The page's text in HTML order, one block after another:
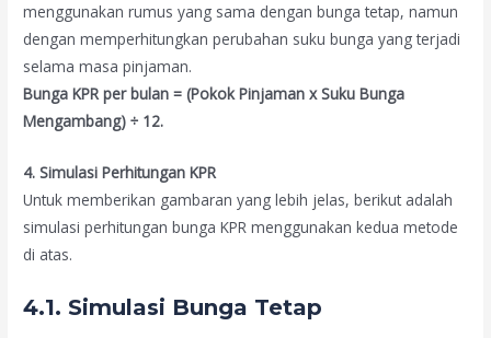
menggunakan rumus yang sama dengan bunga tetap, namun
dengan memperhitungkan perubahan suku bunga yang terjadi
selama masa pinjaman.
Bunga KPR per bulan = (Pokok Pinjaman x Suku Bunga
Mengambang) ÷ 12.
4. Simulasi Perhitungan KPR
Untuk memberikan gambaran yang lebih jelas, berikut adalah
simulasi perhitungan bunga KPR menggunakan kedua metode
di atas.
4.1. Simulasi Bunga Tetap